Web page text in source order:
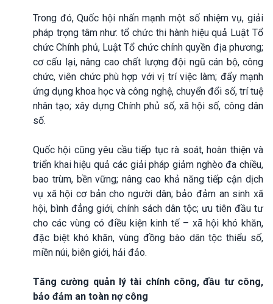
Trong đó, Quốc hội nhấn mạnh một số nhiệm vụ, giải
pháp trọng tâm như: tổ chức thi hành hiệu quả Luật Tổ
chức Chính phủ, Luật Tổ chức chính quyền địa phương;
cơ cấu lại, nâng cao chất lượng đội ngũ cán bộ, công
chức, viên chức phù hợp với vị trí việc làm; đẩy mạnh
ứng dụng khoa học và công nghệ, chuyển đổi số, trí tuệ
nhân tạo; xây dựng Chính phủ số, xã hội số, công dân
số.
Quốc hội cũng yêu cầu tiếp tục rà soát, hoàn thiện và
triển khai hiệu quả các giải pháp giảm nghèo đa chiều,
bao trùm, bền vững; nâng cao khả năng tiếp cận dịch
vụ xã hội cơ bản cho người dân; bảo đảm an sinh xã
hội, bình đẳng giới, chính sách dân tộc; ưu tiên đầu tư
cho các vùng có điều kiện kinh tế – xã hội khó khăn,
đặc biệt khó khăn, vùng đồng bào dân tộc thiểu số,
miền núi, biên giới, hải đảo.
Tăng cường quản lý tài chính công, đầu tư công,
bảo đảm an toàn nợ công